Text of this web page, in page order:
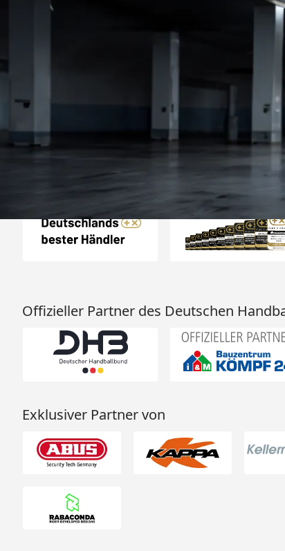
und der
26.07.
geliefert.
Auszeichnungen
Offizieller Partner des Deutschen
Exklusiver Partner von